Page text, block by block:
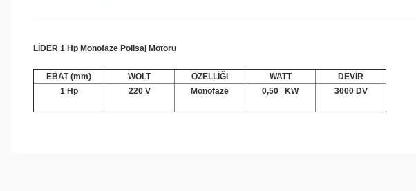
LİDER 1 Hp Monofaze Polisaj Motoru
EBAT (mm) WOLT ÖZELLİĞİ WATT
DEVİR
1 Hp
220 V Monofaze 0,50 KW 3000 DV